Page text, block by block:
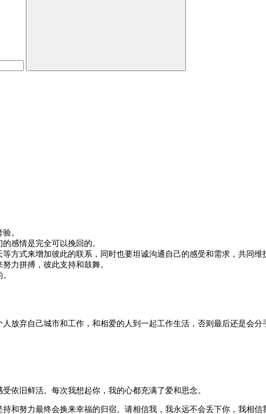
。
感情是完全可以挽回的。
方式来增加彼此的联系，同时也要坦诚沟通自己的感受和需求，共同维
力拼搏，彼此支持和鼓舞。
放弃自己城市和工作，和相爱的人到一起工作生活，否则最后还是会分
依旧鲜活。每次我想起你，我的心都充满了爱和思念。
和努力最终会换来幸福的归宿。请相信我，我永远不会丢下你，我相